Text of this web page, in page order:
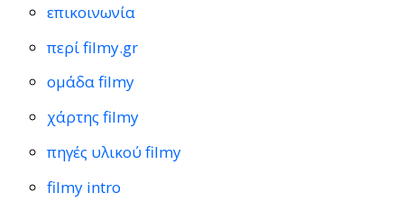
επικοινωνία
περί filmy.gr
ομάδα filmy
χάρτης filmy
πηγές υλικού filmy
filmy intro